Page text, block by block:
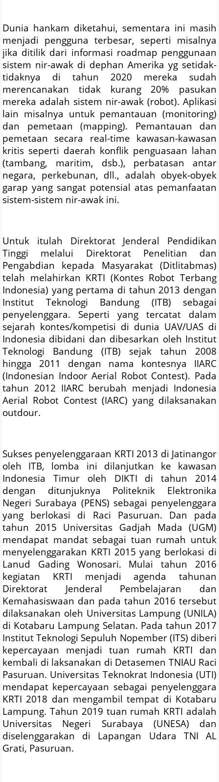
Dunia hankam diketahui, sementara ini masih
menjadi pengguna terbesar, seperti misalnya
jika ditilik dari informasi roadmap penggunaan
sistem nir-awak di dephan Amerika yg setidak-
tidaknya di tahun 2020 mereka sudah
merencanakan tidak kurang 20% pasukan
mereka adalah sistem nir-awak (robot). Aplikasi
lain misalnya untuk pemantauan (monitoring)
dan pemetaan (mapping). Pemantauan dan
pemetaan secara real-time kawasan-kawasan
kritis seperti daerah konflik penguasaan lahan
(tambang, maritim, dsb.), perbatasan antar
negara, perkebunan, dll., adalah obyek-obyek
garap yang sangat potensial atas pemanfaatan
sistem-sistem nir-awak ini.
Untuk itulah Direktorat Jenderal Pendidikan
Tinggi melalui Direktorat Penelitian dan
Pengabdian kepada Masyarakat (Ditlitabmas)
telah melahirkan KRTI (Kontes Robot Terbang
Indonesia) yang pertama di tahun 2013 dengan
Institut Teknologi Bandung (ITB) sebagai
penyelenggara. Seperti yang tercatat dalam
sejarah kontes/kompetisi di dunia UAV/UAS di
Indonesia dibidani dan dibesarkan oleh Institut
Teknologi Bandung (ITB) sejak tahun 2008
hingga 2011 dengan nama kontesnya IIARC
(Indonesian Indoor Aerial Robot Contest). Pada
tahun 2012 IIARC berubah menjadi Indonesia
Aerial Robot Contest (IARC) yang dilaksanakan
outdour.
Sukses penyelenggaraan KRTI 2013 di Jatinangor
oleh ITB, lomba ini dilanjutkan ke kawasan
Indonesia Timur oleh DIKTI di tahun 2014
dengan ditunjuknya Politeknik Elektronika
Negeri Surabaya (PENS) sebagai penyelenggara
yang berlokasi di Raci Pasuruan. Dan pada
tahun 2015 Universitas Gadjah Mada (UGM)
mendapat mandat sebagai tuan rumah untuk
menyelenggarakan KRTI 2015 yang berlokasi di
Lanud Gading Wonosari. Mulai tahun 2016
kegiatan KRTI menjadi agenda tahunan
Direktorat Jenderal Pembelajaran dan
Kemahasiswaan dan pada tahun 2016 tersebut
dilaksanakan oleh Universitas Lampung (UNILA)
di Kotabaru Lampung Selatan. Pada tahun 2017
Institut Teknologi Sepuluh Nopember (ITS) diberi
kepercayaan menjadi tuan rumah KRTI dan
kembali di laksanakan di Detasemen TNIAU Raci
Pasuruan. Universitas Teknokrat Indonesia (UTI)
mendapat kepercayaan sebagai penyelenggara
KRTI 2018 dan mengambil tempat di Kotabaru
Lampung. Tahun 2019 tuan rumah KRTI adalah
Universitas Negeri Surabaya (UNESA) dan
diselenggarakan di Lapangan Udara TNI AL
Grati, Pasuruan.